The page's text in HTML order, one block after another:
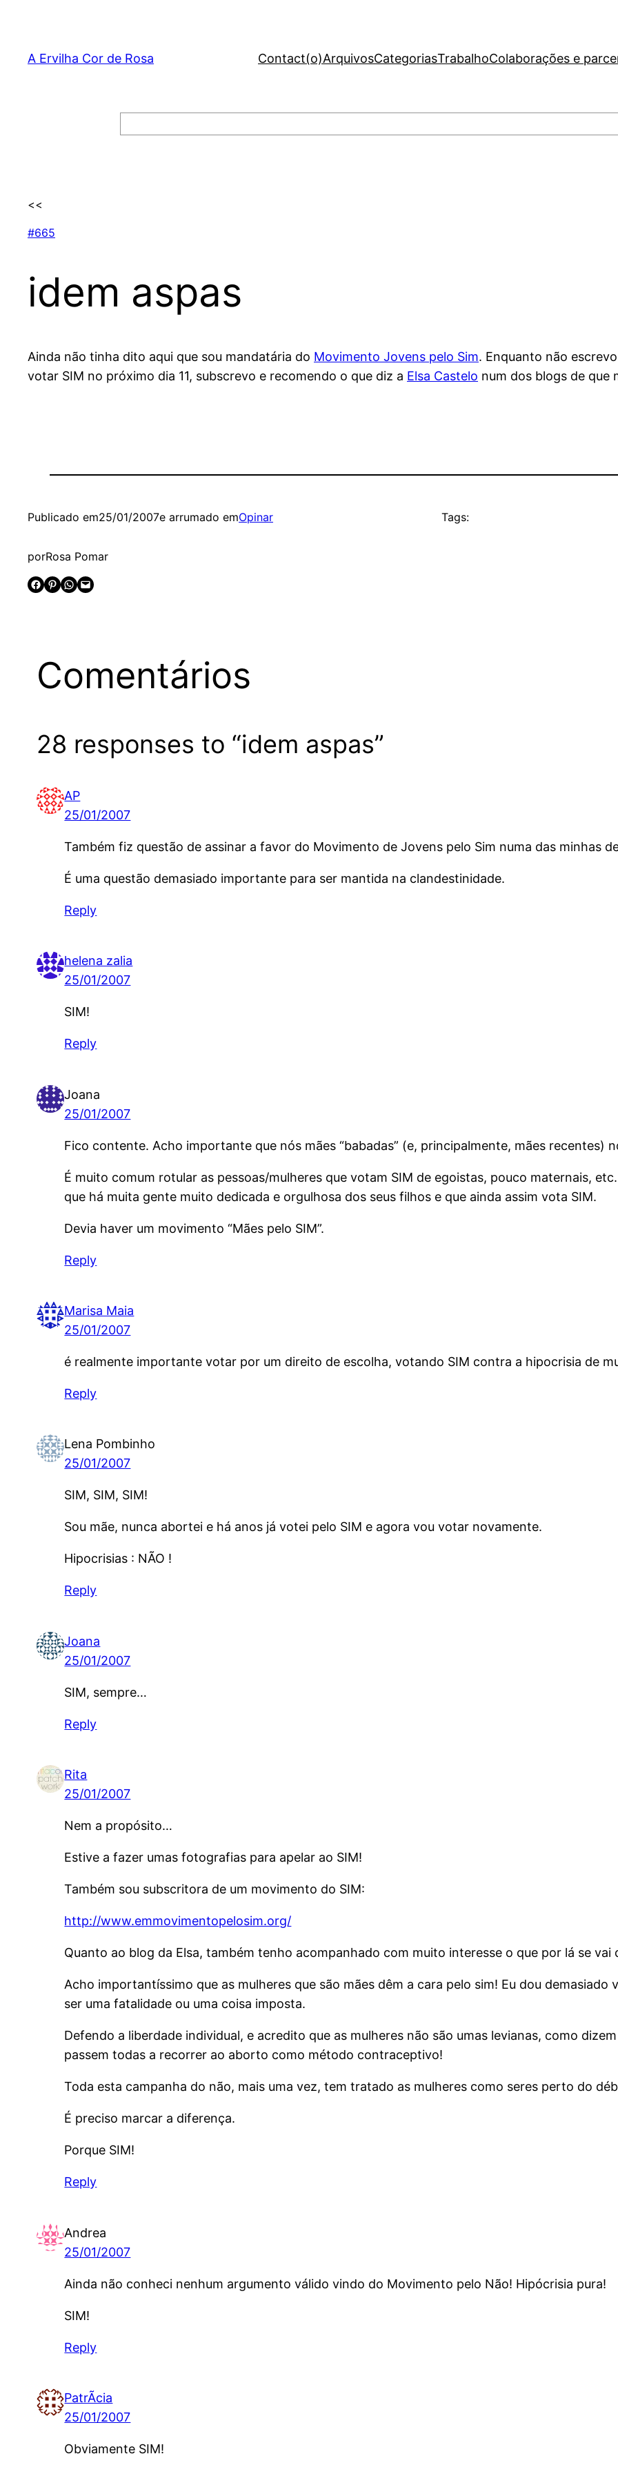
content
A Ervilha Cor de Rosa Contact(o)ArquivosCategoriasTrabalhoColaborações e
<<
#665
idem aspas
Ainda não tinha dito aqui que sou mandatária do Movimento Jovens pelo Sim. Enquanto não
votar SIM no próximo dia 11, subscrevo e recomendo o que diz a Elsa Castelo num dos blogs de que
Publicado em25/01/2007e arrumado emOpinar
porRosa Pomar
Share on Facebook
Share on Pinterest Share on WhatsApp Email this Page
Tags:
Comentários
28 responses to “idem aspas”
AP
25/01/2007
Também fiz questão de assinar a favor do Movimento de Jovens pelo Sim numa das minhas
É uma questão demasiado importante para ser mantida na clandestinidade.
Reply
helena zalia
25/01/2007
SIM!
Reply
Joana
25/01/2007
Fico contente. Acho importante que nós mães “babadas” (e, principalmente, mães recentes)
É muito comum rotular as pessoas/mulheres que votam SIM de egoistas, pouco maternais,
que há muita gente muito dedicada e orgulhosa dos seus filhos e que ainda assim vota SIM.
Devia haver um movimento “Mães pelo SIM”.
Reply
Marisa Maia
25/01/2007
é realmente importante votar por um direito de escolha, votando SIM contra a hipocrisia de
Reply
Lena Pombinho
25/01/2007
SIM, SIM, SIM!
Sou mãe, nunca abortei e há anos já votei pelo SIM e agora vou votar novamente.
Hipocrisias : NÃO !
Reply
Joana
25/01/2007
SIM, sempre…
Reply
Rita
25/01/2007
Nem a propósito…
Estive a fazer umas fotografias para apelar ao SIM!
Também sou subscritora de um movimento do SIM:
http://www.emmovimentopelosim.org/
Quanto ao blog da Elsa, também tenho acompanhado com muito interesse o que por lá se vai
Acho importantíssimo que as mulheres que são mães dêm a cara pelo sim! Eu dou
ser uma fatalidade ou uma coisa imposta.
Defendo a liberdade individual, e acredito que as mulheres não são umas levianas, como
passem todas a recorrer ao aborto como método contraceptivo!
Toda esta campanha do não, mais uma vez, tem tratado as mulheres como seres perto do
É preciso marcar a diferença.
Porque SIM!
Reply
Andrea
25/01/2007
Ainda não conheci nenhum argumento válido vindo do Movimento pelo Não! Hipócrisia pura!
SIM!
Reply
PatrÃ­cia
25/01/2007
Obviamente SIM!